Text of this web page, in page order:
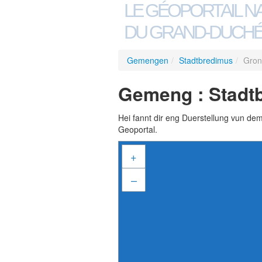
LE GÉOPORTAIL
DU GRAND-
Gemengen / Stadtbredimus /
Gemeng :
Hei fannt dir eng Duerstellung vun
Geoportal.
+
–